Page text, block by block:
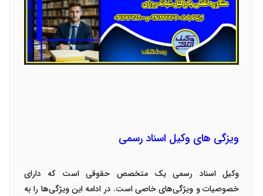
ویزگی های وکیل اسناد رسمی
وکیل اسناد رسمی یک متخصص حقوقی است که دارای
خصوصیات و ویژگی‌های خاصی است. در ادامه این ویژگی‌ها را به